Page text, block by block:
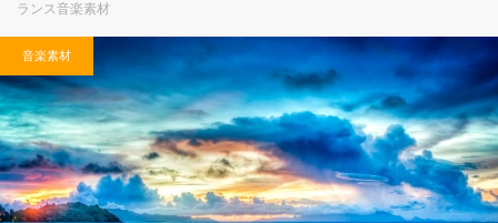
ランス音楽素材
音楽素材